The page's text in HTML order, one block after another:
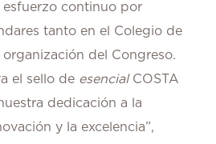
esfuerzo continuo por
tanto en el Colegio de
del Congreso.
el sello de esencialCOSTA
dedicación a la
y la excelencia”,